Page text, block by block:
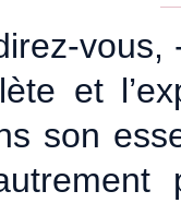
et
son